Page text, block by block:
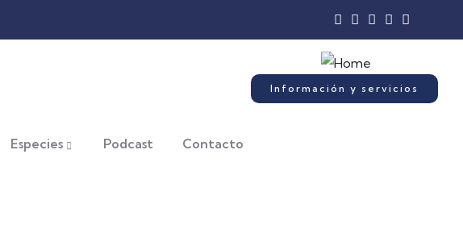
Información y servicios
Especies Podcast Contacto